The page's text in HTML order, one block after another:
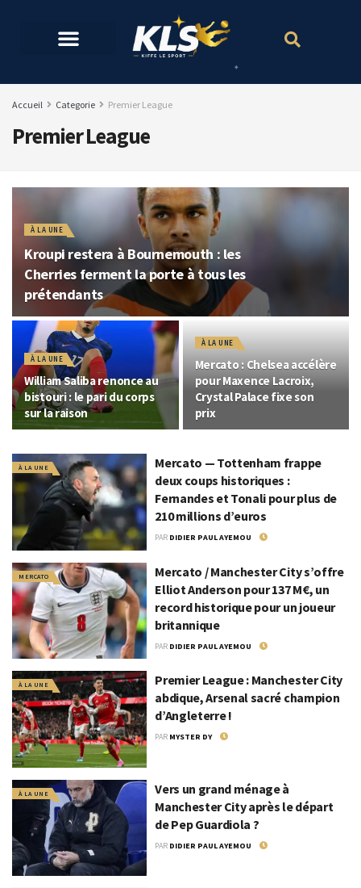
Accueil Categorie Premier League
Premier League
À LA UNE
Kroupi restera à Bournemouth : les
Cherries ferment la porte à tous les
prétendants
À LA UNE
William Saliba renonce au
bistouri : le pari du corps
sur la raison
À LA UNE
Mercato : Chelsea accélère
pour Maxence Lacroix,
Crystal Palace fixe son
prix
À LA UNE
Mercato — Tottenham frappe
deux coups historiques :
Fernandes et Tonali pour plus de
210 millions d’euros
PAR DIDIER PAUL AYEMOU
MERCATO
Mercato / Manchester City s’offre
Elliot Anderson pour 137 M€, un
record historique pour un joueur
britannique
PAR DIDIER PAUL AYEMOU
À LA UNE
Premier League : Manchester City
abdique, Arsenal sacré champion
d’Angleterre !
PAR MYSTER DY
À LA UNE
Vers un grand ménage à
Manchester City après le départ
de Pep Guardiola ?
PAR DIDIER PAUL AYEMOU